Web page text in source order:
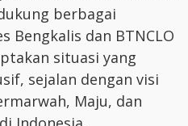
berbagai
Bengkalis dan BTNCLO
situasi yang
sejalan dengan visi
Maju, dan